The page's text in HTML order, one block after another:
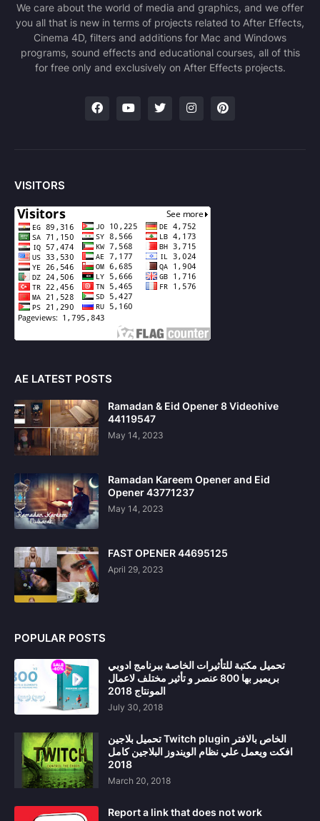
We care about the world of media and graphics, and we offer
you all that is new in terms of projects related to After Effects,
Cinema 4D, filters and additions for Mac and Windows
programs, sound effects and educational courses, all of this
for free only and exclusively on After Effects projects.
VISITORS
AE LATEST POSTS
Ramadan & Eid Opener 8 Videohive
44119547
May 14, 2023
Ramadan Kareem Opener and Eid
Opener 43771237
May 14, 2023
FAST OPENER 44695125
April 29, 2023
POPULAR POSTS
تحميل مكتبة للتأثيرات الخاصة ببرنامج ادوبي
بريمير بها 800 عنصر و تأثير مختلف لاعمال
المونتاج 2018
July 30, 2018
تحميل بلاجين Twitch plugin الخاص بالافتر
افكت ويعمل علي نظام الويندوز البلاجين كامل
2018
March 20, 2018
Report a link that does not work